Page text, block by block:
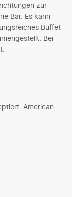
zur
Bar. Es kann
Buffet
Bei
American